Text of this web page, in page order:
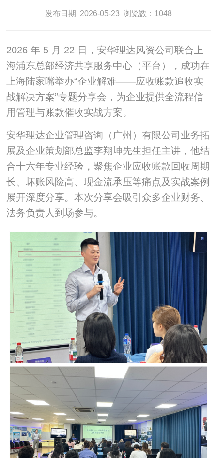
发布日期: 2026-05-23 浏览数：1048
2026 年 5 月 22 日，安华理达风资公司联合上
海浦东总部经济共享服务中心（平台），成功在
上海陆家嘴举办“企业解难——应收账款追收实
战解决方案”专题分享会，为企业提供全流程信
用管理与账款催收实战方案。
安华理达企业管理咨询（广州）有限公司业务拓
展及企业策划部总监李翔坤先生担任主讲，他结
合十六年专业经验，聚焦企业应收账款回收周期
长、坏账风险高、现金流承压等痛点及实战案例
展开深度分享。本次分享会吸引众多企业财务、
法务负责人到场参与。